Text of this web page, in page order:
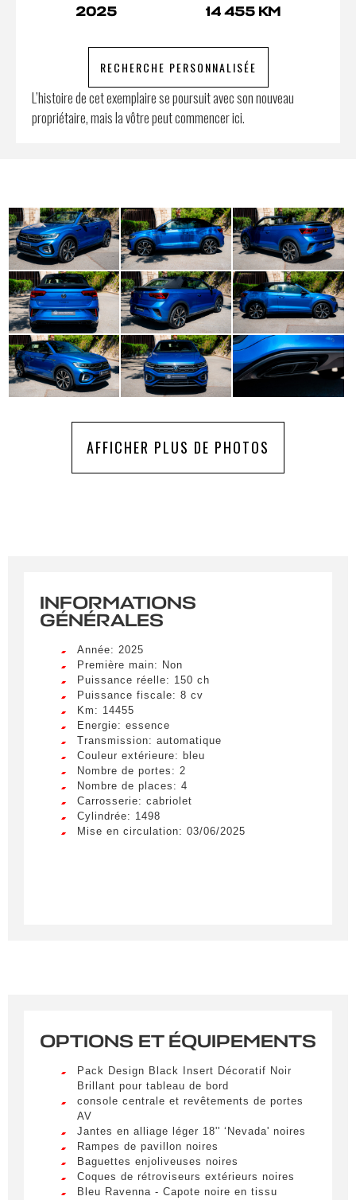
2025 14 455 KM
RECHERCHE PERSONNALISÉE
L’histoire de cet exemplaire se poursuit avec son nouveau
propriétaire, mais la vôtre peut commencer ici.
Créer une alerte
Remplissez le formulaire ci-dessous pour recevoir
une notification par e-mail dès qu’un véhicule
correspondant à vos critères sera disponible.
Civilité *
M.
LIVRAISON PARTOUT EN
AFFICHER PLUS DE PHOTOS
INFORMATIONS
GÉNÉRALES
Année: 2025
Première main: Non
Puissance réelle: 150 ch
Puissance fiscale: 8 cv
Km: 14455
Energie: essence
Transmission: automatique
Couleur extérieure: bleu
Nombre de portes: 2
Nombre de places: 4
Carrosserie: cabriolet
Cylindrée: 1498
Mise en circulation: 03/06/2025
OPTIONS ET ÉQUIPEMENTS
Pack Design Black Insert Décoratif Noir
Brillant pour tableau de bord
console centrale et revêtements de portes
AV
Jantes en alliage léger 18'' ‘Nevada' noires
Rampes de pavillon noires
Baguettes enjoliveuses noires
Coques de rétroviseurs extérieurs noires
Bleu Ravenna - Capote noire en tissu